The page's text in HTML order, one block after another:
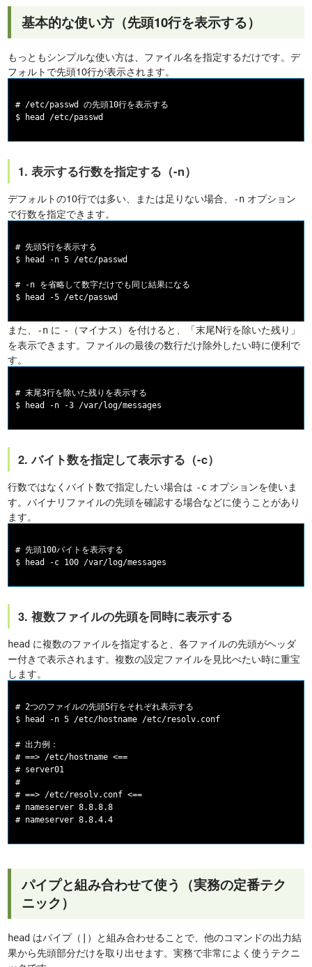
基本的な使い方（先頭10行を表示する）
もっともシンプルな使い方は、ファイル名を指定するだけです。デ
フォルトで先頭10行が表示されます。
# /etc/passwd の先頭10行を表示する
1. 表示する行数を指定する（-n）
デフォルトの10行では多い、または足りない場合、 -n オプション
で行数を指定できます。
# 先頭5行を表示する
$ head -n 5 /etc/passwd
# -n を省略して数字だけでも同じ結果になる
また、 -n に -
（マイナス）を付けると、「末尾N行を除いた残り」
を表示できます。ファイルの最後の数行だけ除外したい時に便利で
す。
# 末尾3行を除いた残りを表示する
2. バイト数を指定して表示する（-c）
行数ではなくバイト数で指定したい場合は -c オプションを使いま
す。バイナリファイルの先頭を確認する場合などに使うことがあり
ます。
# 先頭100バイトを表示する
3. 複数ファイルの先頭を同時に表示する
head に複数のファイルを指定すると、各ファイルの先頭がヘッダ
ー付きで表示されます。複数の設定ファイルを見比べたい時に重宝
します。
# 2つのファイルの先頭5行をそれぞれ表示する
$ head -n 5 /etc/hostname /etc/resolv.conf
# 出力例：
# ==> /etc/hostname <==
# server01
#
# ==> /etc/resolv.conf <==
# nameserver 8.8.8.8
パイプと組み合わせて使う（実務の定番テク
ニック）
head はパイプ（ ）と組み合わせることで、他のコマンドの出力結
果から先頭部分だけを取り出せます。実務で非常によく使うテクニ